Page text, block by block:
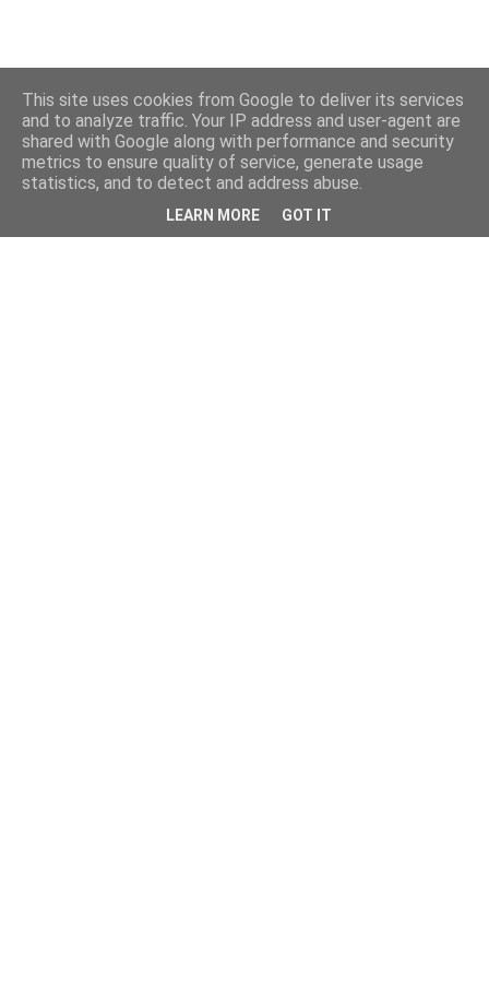
This site uses cookies from Google to deliver its services
and to analyze traffic. Your IP address and user-agent are
shared with Google along with performance and security
metrics to ensure quality of service, generate usage
statistics, and to detect and address abuse.
LEARN MORE GOT IT